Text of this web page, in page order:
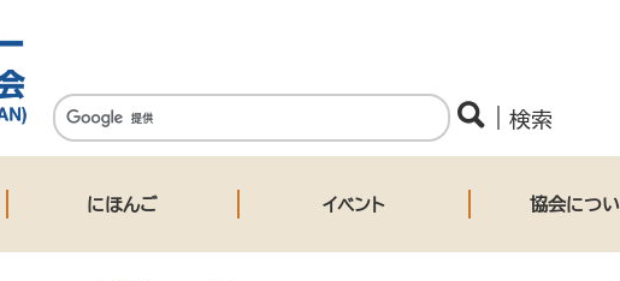
にほんご イベント 協会につ